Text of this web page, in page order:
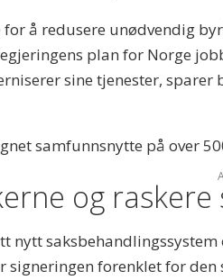
å redusere unødvendig
plan for Norge
sine tjenester,
samfunnsnytte på over
og raskere
nytt
signeringen forenklet for